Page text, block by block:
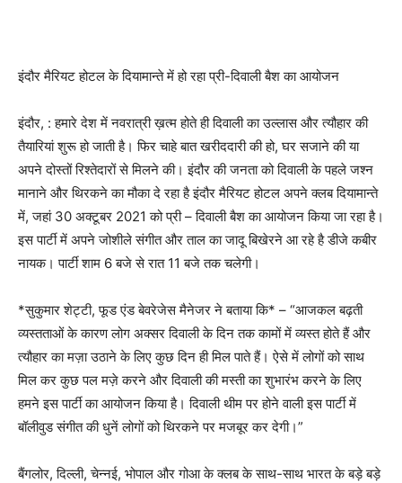
इंदौर मैरियट होटल के दियामान्ते में हो रहा प्री-दिवाली बैश का आयोजन
इंदौर, : हमारे देश में नवरात्री ख़त्म होते ही दिवाली का उल्लास और त्यौहार की
तैयारियां शुरू हो जाती है। फिर चाहे बात खरीददारी की हो, घर सजाने की या
अपने दोस्तों रिश्तेदारों से मिलने की। इंदौर की जनता को दिवाली के पहले जश्न
मानाने और थिरकने का मौका दे रहा है इंदौर मैरियट होटल अपने क्लब दियामान्ते
में, जहां 30 अक्टूबर 2021 को प्री – दिवाली बैश का आयोजन किया जा रहा है।
इस पार्टी में अपने जोशीले संगीत और ताल का जादू बिखेरने आ रहे है डीजे कबीर
नायक। पार्टी शाम 6 बजे से रात 11 बजे तक चलेगी।
*सुकुमार शेट्टी, फूड एंड बेवरेजेस मैनेजर ने बताया कि* – “आजकल बढ़ती
व्यस्तताओं के कारण लोग अक्सर दिवाली के दिन तक कामों में व्यस्त होते हैं और
त्यौहार का मज़ा उठाने के लिए कुछ दिन ही मिल पाते हैं। ऐसे में लोगों को साथ
मिल कर कुछ पल मज़े करने और दिवाली की मस्ती का शुभारंभ करने के लिए
हमने इस पार्टी का आयोजन किया है। दिवाली थीम पर होने वाली इस पार्टी में
बॉलीवुड संगीत की धुनें लोगों को थिरकने पर मजबूर कर देगी।”
बैंगलोर, दिल्ली, चेन्नई, भोपाल और गोआ के क्लब के साथ-साथ भारत के बड़े बड़े